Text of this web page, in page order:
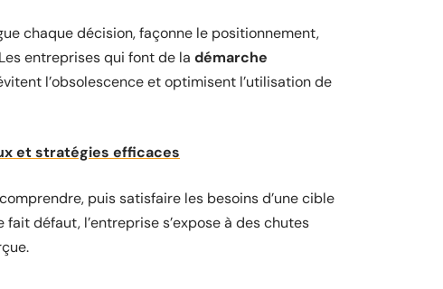
chaque décision, façonne le positionnement,
entreprises qui font de la démarche
l’obsolescence et optimisent l’utilisation de
et stratégies efficaces
puis satisfaire les besoins d’une cible
fait défaut, l’entreprise s’expose à des chutes